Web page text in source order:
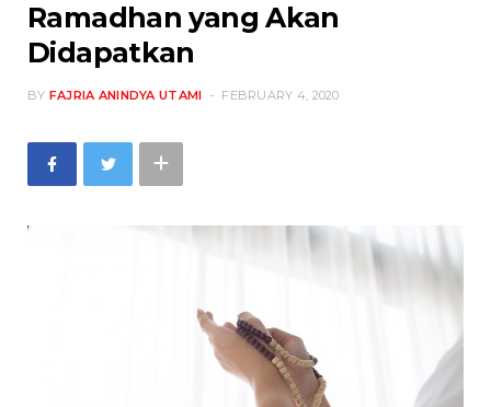
Ramadhan yang Akan
Didapatkan
BY FAJRIA ANINDYA UTAMI FEBRUARY 4, 2020